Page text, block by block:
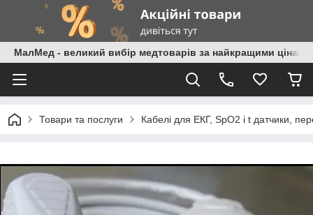
МалМед - великий вибір медтоварів за найкращими цінами
Товари та послуги Кабелі для ЕКГ, SpO2 і t датчики,